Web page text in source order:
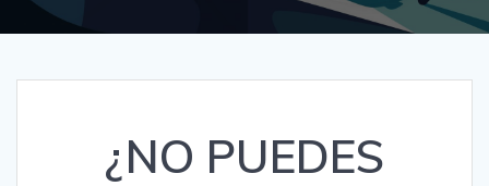
¿NO PUEDES